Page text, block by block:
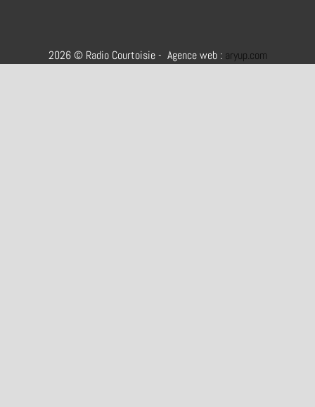
2026 © Radio Courtoisie - Agence web : aryup.com